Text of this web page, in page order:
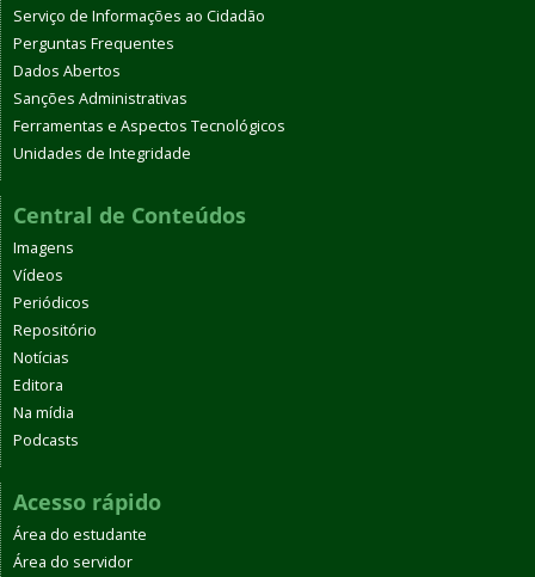
Serviço de Informações ao Cidadão
Perguntas Frequentes
Dados Abertos
Sanções Administrativas
Ferramentas e Aspectos Tecnológicos
Unidades de Integridade
Central de Conteúdos
Imagens
Vídeos
Periódicos
Repositório
Notícias
Editora
Na mídia
Podcasts
Acesso rápido
Área do estudante
Área do servidor